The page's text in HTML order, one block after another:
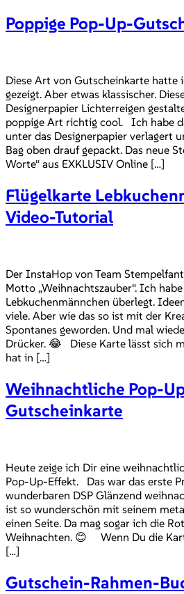
Poppige Pop-Up-
Diese Art von Gutscheinkarte hatte
gezeigt. Aber etwas klassischer.
Designerpapier Lichterreigen
poppige Art richtig cool. Ich habe
unter das Designerpapier verlagert
Bag oben drauf gepackt. Das neue
Worte“ aus EXKLUSIV Online […]
Flügelkarte
Video-Tutorial
Der InstaHop von Team
Motto „Weihnachtszauber“. Ich
Lebkuchenmännchen überlegt.
viele. Aber wie das so ist mit der
Spontanes geworden. Und mal
Drücker. 😂 Diese Karte lässt sich
hat in […]
Weihnachtliche Pop-
Gutscheinkarte
Heute zeige ich Dir eine
Pop-Up-Effekt. Das war das erste
wunderbaren DSP Glänzend
ist so wunderschön mit seinem
einen Seite. Da mag sogar ich die
Weihnachten. 😊 Wenn Du die
[…]
Gutschein-Rahmen-